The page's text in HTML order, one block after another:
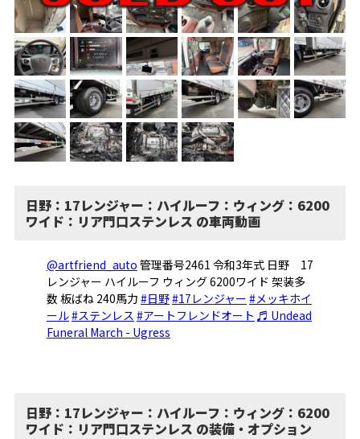
日野：17レンジャー：ハイルーフ：ウィング：6200
ワイド：リア門口ステンレス の車両動画
@artfriend_auto 管理番号2461 令和3年式 日野 17
レンジャー ハイルーフ ウィング 6200ワイド 架装多
数 板ばね 240馬力 #日野#17レンジャー #メッキホイ
ール#ステンレス #アートフレンドオート ♬ Undead
Funeral March - Ugress
日野：17レンジャー：ハイルーフ：ウィング：6200
ワイド：リア門口ステンレス の装備・オプション